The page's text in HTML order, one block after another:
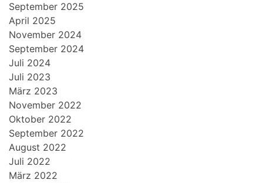
September 2025
April 2025
November 2024
September 2024
Juli 2024
Juli 2023
März 2023
November 2022
Oktober 2022
September 2022
August 2022
Juli 2022
März 2022